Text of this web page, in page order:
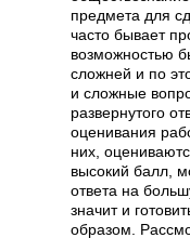
предмета для
часто бывает
возможностью
сложней и по
и сложные
развернутого
оценивания
них,
высокий балл,
ответа на
значит и
образом.